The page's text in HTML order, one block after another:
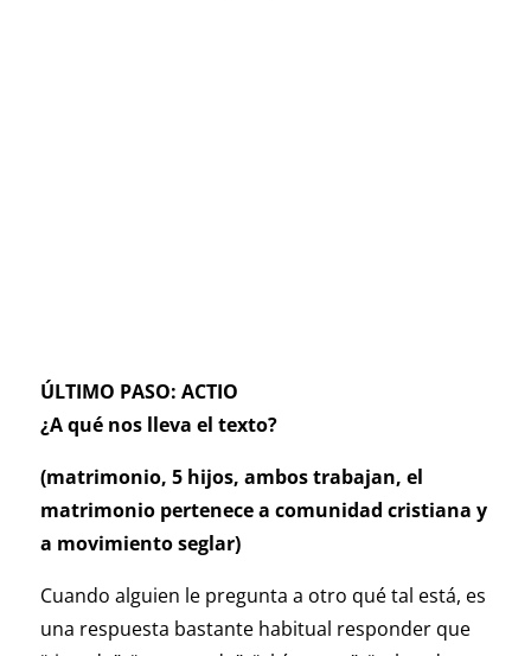
ÚLTIMO PASO: ACTIO
¿A qué nos lleva el texto?
(matrimonio, 5 hijos, ambos trabajan, el
matrimonio pertenece a comunidad cristiana y
a movimiento seglar)
Cuando alguien le pregunta a otro qué tal está, es
una respuesta bastante habitual responder que